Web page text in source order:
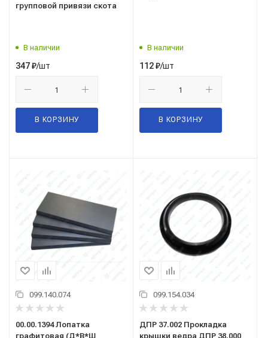
групповой привязи скота
В наличии
347₽/шт
В КОРЗИНУ
В наличии
112₽/шт
В КОРЗИНУ
099.140.074
00.00.1394 Лопатка
графитовая (Д*В*Ш
099.154.034
ДПР 37.002 Прокладка
крышки ведра ДПР 38.000